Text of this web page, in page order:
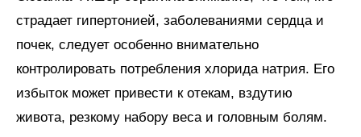
страдает гипертонией, заболеваниями сердца и
почек, следует особенно внимательно
контролировать потребления хлорида натрия. Его
избыток может привести к отекам, вздутию
живота, резкому набору веса и головным болям.